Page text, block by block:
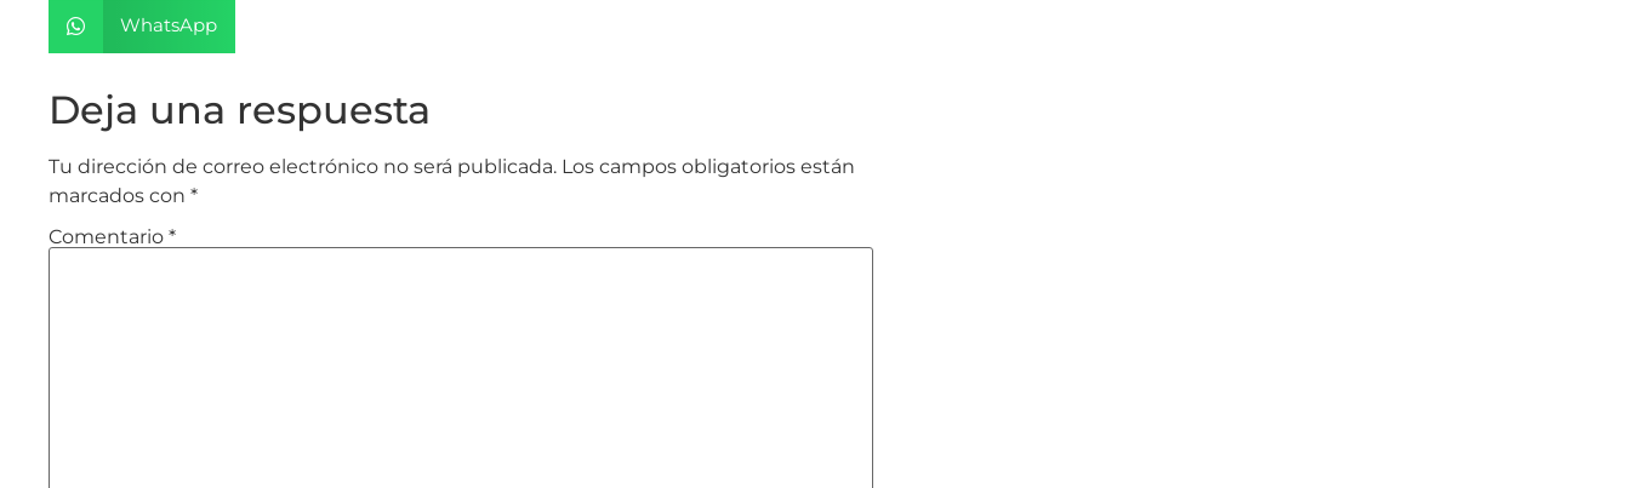
WhatsApp
Deja una respuesta
Tu dirección de correo electrónico no será publicada. Los campos obligatorios están
marcados con *
Comentario *